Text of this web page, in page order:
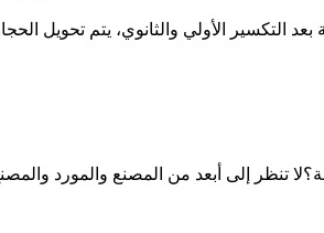
عن معدات تكسير الصخور رخيصة؟لا تنظر إلى أبعد من